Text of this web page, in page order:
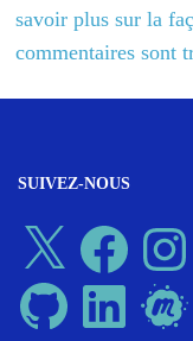
savoir plus sur la
commentaires sont
SUIVEZ-NOUS
X Facebook Instagram
GitHub LinkedIn Meetup